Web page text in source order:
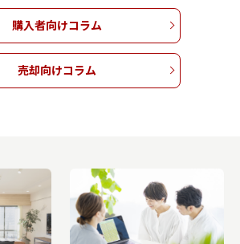
れることはありませんが、税金
しく理解しないままでは、相続
価償却による節税の機会を逃し
があります。本記事では、借り
の正しい関係性を整理し、相続
げる債務控除の仕組みや、経費
なさってくださいね。▼ 物件情...
購入者向けコラム
売却向けコラム